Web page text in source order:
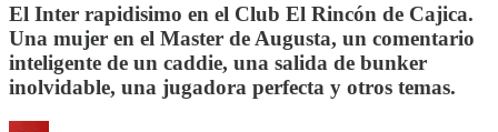
El Inter rapidisimo en el Club El Rincón de Cajica.
Una mujer en el Master de Augusta, un comentario
inteligente de un caddie, una salida de bunker
inolvidable, una jugadora perfecta y otros temas.